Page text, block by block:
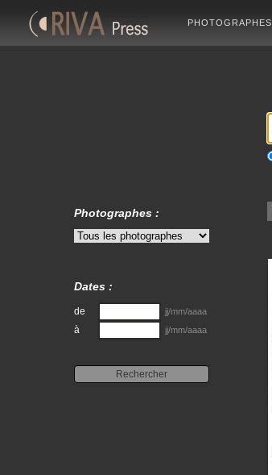
PHOTOGRAPHES
Photographes :
Dates :
de jj/mm/aaaa
à jj/mm/aaaa